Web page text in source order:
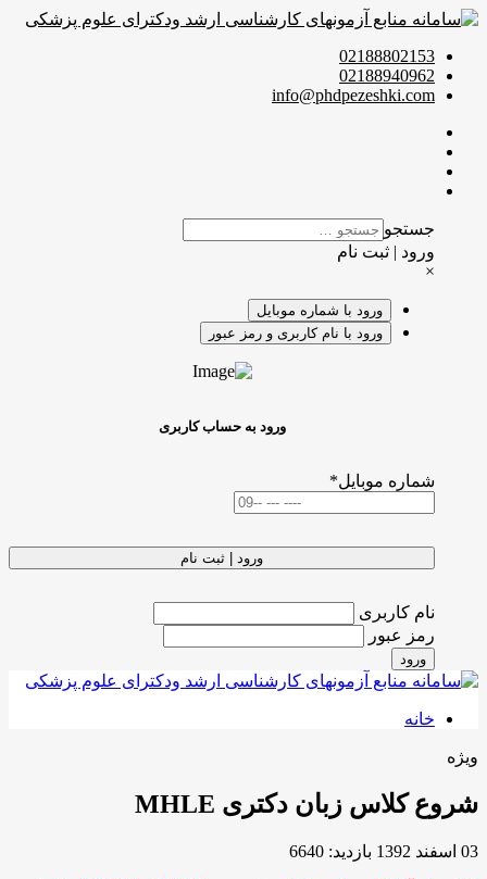
02188802153
02188940962
info@phdpezeshki.com
جستجو
ورود | ثبت نام
×
ورود با شماره موبایل
ورود با نام کاربری و رمز عبور
ورود به حساب کاربری
شماره موبایل*
ورود | ثبت نام
نام کاربری
رمز عبور
ورود
خانه
ویژه
شروع کلاس زبان دکتری MHLE
03 اسفند 1392 بازدید: 6640